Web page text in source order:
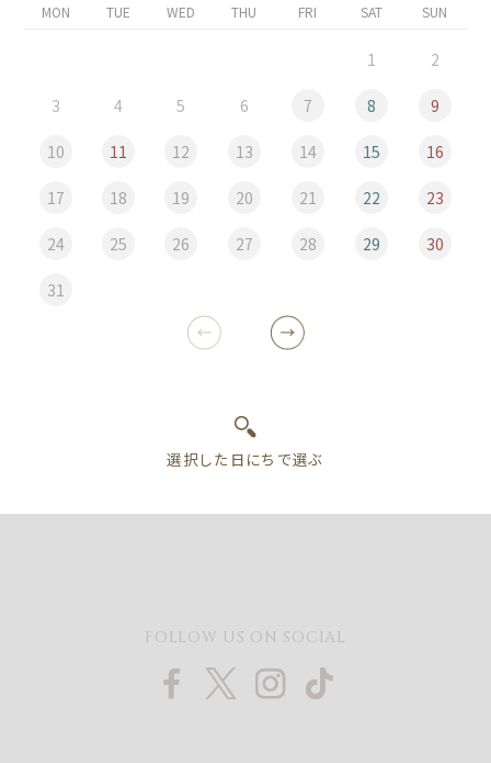
MON TUE WED THU FRI SAT SUN
1 2
3 4 5 6 7 8 9
10 11 12 13 14 15 16
17 18 19 20 21 22 23
24 25 26 27 28 29 30
31
FOLLOW US ON SOCIAL